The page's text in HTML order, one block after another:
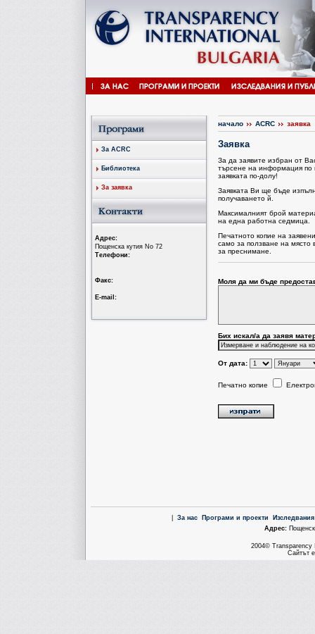
За ACRC
Библиотека
За заявка
Aдрес:
Пощенска кутия No 72
Tелефони:
Факс:
Е-mail:
начало ACRC заявка
Заявка
За да заявите избран от
търсене на информация по
заявката по-долу!
Заявката Ви ще бъде
получаването й.
Максималният брой
на една работна седмица.
Печатното копие на
само за ползване на място
за преснимане.
Моля да ми бъде
Бих искал/a да заявя
От дата:
Печатно копие
За нас Програми и проекти
Aдрес:
2004© Transparency
Сайтът